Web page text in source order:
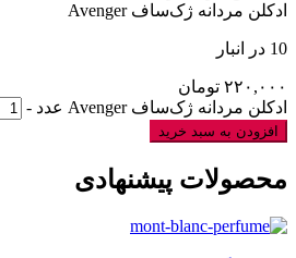
ادکلن مردانه ژک‌ساف Avenger
10 در انبار
۲۲۰,۰۰۰ تومان
ادکلن مردانه ژک‌ساف Avenger عدد
-
افزودن به سبد خرید
محصولات پیشنهادی